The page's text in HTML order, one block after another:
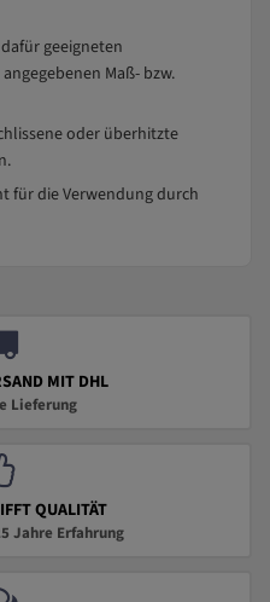
geeigneten
Maß- bzw.
oder überhitzte
für die Verwendung durch
MIT DHL
Lieferung
QUALITÄT
Jahre Erfahrung